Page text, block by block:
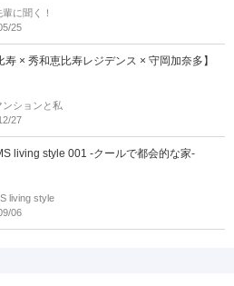
に聞く！
25
寿 × 秀和恵比寿レジデンス × 守岡加奈多】
ンションと私
27
living style 001 -クールで都会的な家-
living style
06